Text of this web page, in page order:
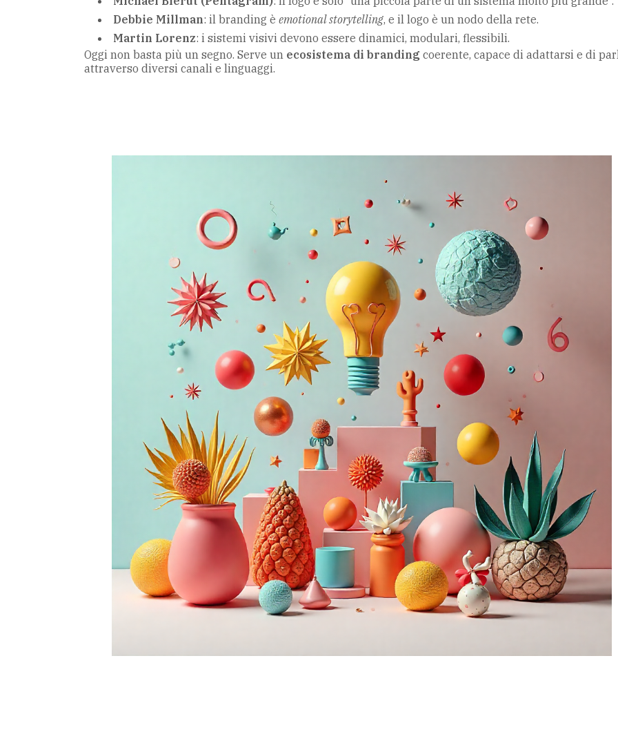
Debbie Millman: il branding è emotional storytelling, e il logo è un nodo della rete.
Martin Lorenz: i sistemi visivi devono essere dinamici, modulari, flessibili.
Oggi non basta più un segno. Serve un ecosistema di branding coerente, capace di adattarsi e di
attraverso diversi canali e linguaggi.